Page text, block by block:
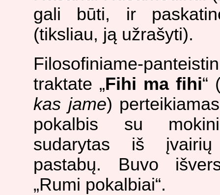
gali būti, ir
(tiksliau, ją užrašyti).
Filosofiniame-
traktate „Fihi ma fihi“
kas jame)
pokalbis su
sudarytas iš įvairių
pastabų. Buvo
„Rumi pokalbiai“.